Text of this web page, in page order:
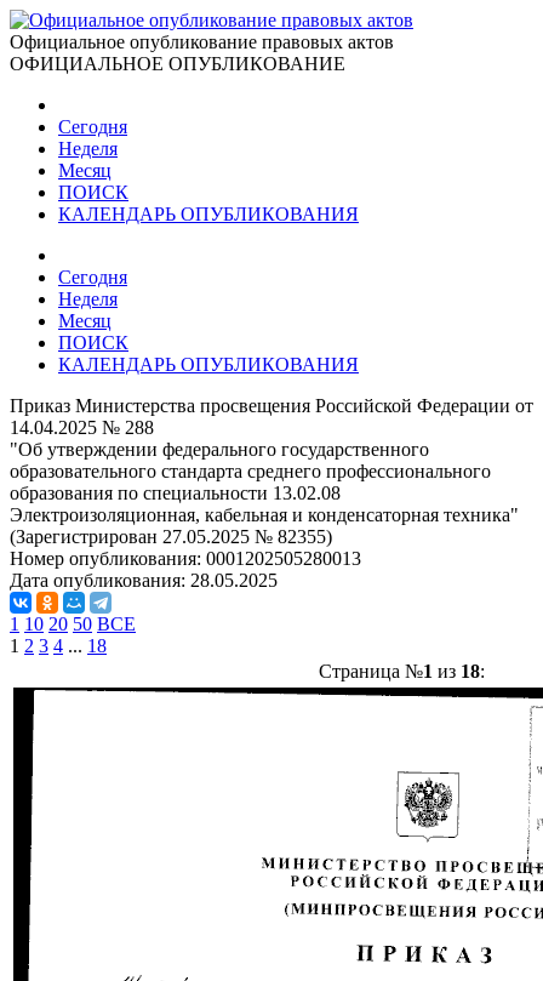
Официальное опубликование правовых актов
ОФИЦИАЛЬНОЕ ОПУБЛИКОВАНИЕ
Сегодня
Неделя
Месяц
ПОИСК
КАЛЕНДАРЬ ОПУБЛИКОВАНИЯ
Сегодня
Неделя
Месяц
ПОИСК
КАЛЕНДАРЬ ОПУБЛИКОВАНИЯ
Приказ Министерства просвещения Российской Федерации от
14.04.2025 № 288
"Об утверждении федерального государственного
образовательного стандарта среднего профессионального
образования по специальности 13.02.08
Электроизоляционная, кабельная и конденсаторная техника"
(Зарегистрирован 27.05.2025 № 82355)
Номер опубликования: 0001202505280013
Дата опубликования: 28.05.2025
1 10 20 50 ВСЕ
1 2 3 4 ... 18
Страница №1 из 18: